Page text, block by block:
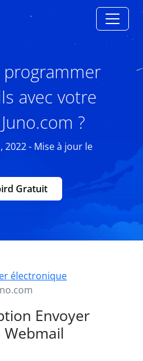
avec votre
?
2022 - Mise à jour le
Gratuit
électronique
Envoyer